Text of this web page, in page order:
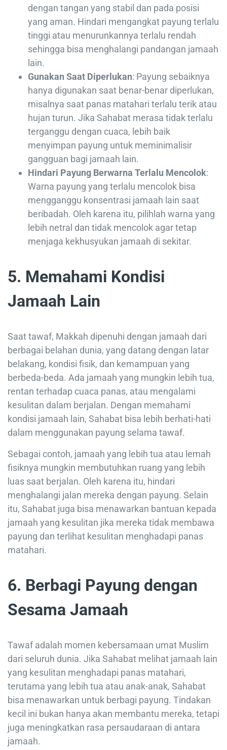
dengan tangan yang stabil dan pada posisi
yang aman. Hindari mengangkat payung terlalu
tinggi atau menurunkannya terlalu rendah
sehingga bisa menghalangi pandangan jamaah
lain.
Gunakan Saat Diperlukan: Payung sebaiknya
hanya digunakan saat benar-benar diperlukan,
misalnya saat panas matahari terlalu terik atau
hujan turun. Jika Sahabat merasa tidak terlalu
terganggu dengan cuaca, lebih baik
menyimpan payung untuk meminimalisir
gangguan bagi jamaah lain.
Hindari Payung Berwarna Terlalu Mencolok:
Warna payung yang terlalu mencolok bisa
mengganggu konsentrasi jamaah lain saat
beribadah. Oleh karena itu, pilihlah warna yang
lebih netral dan tidak mencolok agar tetap
menjaga kekhusyukan jamaah di sekitar.
5. Memahami Kondisi
Jamaah Lain
Saat tawaf, Makkah dipenuhi dengan jamaah dari
berbagai belahan dunia, yang datang dengan latar
belakang, kondisi fisik, dan kemampuan yang
berbeda-beda. Ada jamaah yang mungkin lebih tua,
rentan terhadap cuaca panas, atau mengalami
kesulitan dalam berjalan. Dengan memahami
kondisi jamaah lain, Sahabat bisa lebih berhati-hati
dalam menggunakan payung selama tawaf.
Sebagai contoh, jamaah yang lebih tua atau lemah
fisiknya mungkin membutuhkan ruang yang lebih
luas saat berjalan. Oleh karena itu, hindari
menghalangi jalan mereka dengan payung. Selain
itu, Sahabat juga bisa menawarkan bantuan kepada
jamaah yang kesulitan jika mereka tidak membawa
payung dan terlihat kesulitan menghadapi panas
matahari.
6. Berbagi Payung dengan
Sesama Jamaah
Tawaf adalah momen kebersamaan umat Muslim
dari seluruh dunia. Jika Sahabat melihat jamaah lain
yang kesulitan menghadapi panas matahari,
terutama yang lebih tua atau anak-anak, Sahabat
bisa menawarkan untuk berbagi payung. Tindakan
kecil ini bukan hanya akan membantu mereka, tetapi
juga meningkatkan rasa persaudaraan di antara
jamaah.